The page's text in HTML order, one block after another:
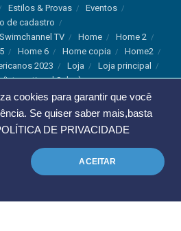
cookies para garantir que você
Se quiser saber mais,basta
DE PRIVACIDADE
ACEITAR
Estilos & Provas
Eventos
de cadastro
TV
Home
Home 2
Home 6 Home copia
Home2
2023 Loja
Loja principal
Sales)
Sale)
Marcas
Notícias
Notícias Instagram
Política de privacidade
Saúde
Troca e Devolução